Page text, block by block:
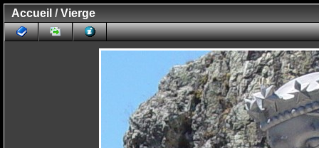
Accueil /Vierge